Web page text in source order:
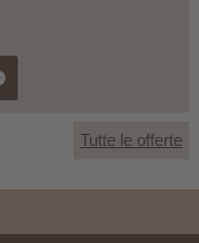
Tutte le offerte